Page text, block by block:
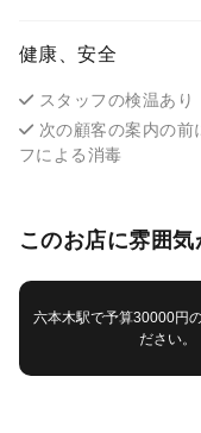
健康、安全
スタッフの検温あり
次の顧客の案内の前
フによる消毒
このお店に雰囲
六本木駅で予算30000円
ださい。